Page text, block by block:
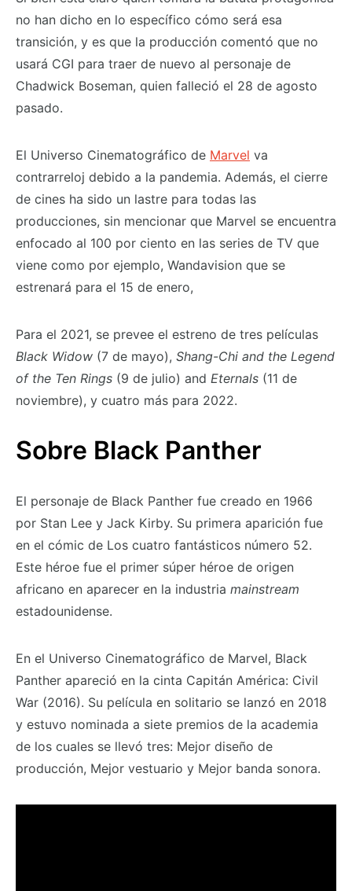
no han dicho en lo específico cómo será esa
transición, y es que la producción comentó que no
usará CGI para traer de nuevo al personaje de
Chadwick Boseman, quien falleció el 28 de agosto
pasado.
El Universo Cinematográfico de Marvel va
contrarreloj debido a la pandemia. Además, el cierre
de cines ha sido un lastre para todas las
producciones, sin mencionar que Marvel se encuentra
enfocado al 100 por ciento en las series de TV que
viene como por ejemplo, Wandavision que se
estrenará para el 15 de enero,
Para el 2021, se prevee el estreno de tres películas
Black Widow (7 de mayo), Shang-Chi and the Legend
of the Ten Rings (9 de julio) and Eternals (11 de
noviembre), y cuatro más para 2022.
Sobre Black Panther
El personaje de Black Panther fue creado en 1966
por Stan Lee y Jack Kirby. Su primera aparición fue
en el cómic de Los cuatro fantásticos número 52.
Este héroe fue el primer súper héroe de origen
africano en aparecer en la industria mainstream
estadounidense.
En el Universo Cinematográfico de Marvel, Black
Panther apareció en la cinta Capitán América: Civil
War (2016). Su película en solitario se lanzó en 2018
y estuvo nominada a siete premios de la academia
de los cuales se llevó tres: Mejor diseño de
producción, Mejor vestuario y Mejor banda sonora.